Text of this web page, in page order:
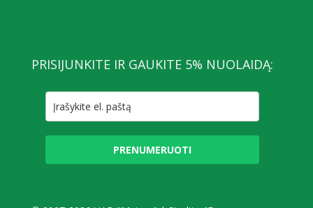
PRISIJUNKITE IR GAUKITE 5% NUOLAIDĄ:
PRENUMERUOTI